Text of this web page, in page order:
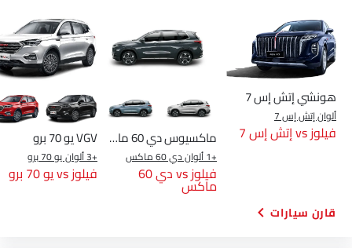
هونشي إتش إس 7
ألوان إتش إس 7
فيلوز vs إتش إس 7 ماكسيوس دي 60 ماكس
+1 ألوان دي 60 ماكس
فيلوز vs دي 60
ماكس
VGV يو 70 برو
+3 ألوان يو 70 برو
فيلوز vs يو 70 برو
قارن سيارات